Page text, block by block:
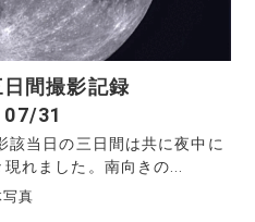
間撮影記録
31
該当日の三日間は共に夜中に
れました。南向きの...
写真